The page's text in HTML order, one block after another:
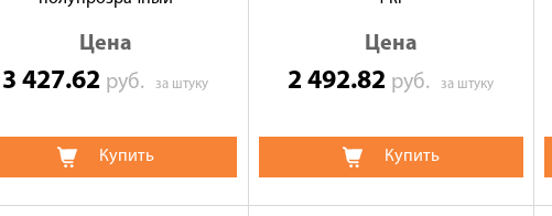
Цена
3 427.62 руб.за штуку
Купить
Цена
2 492.82 руб.за штуку
Купить